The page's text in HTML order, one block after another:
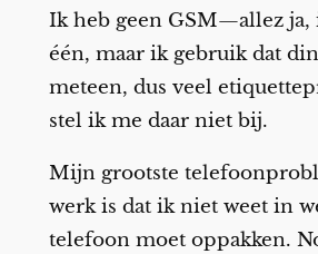
Ik heb geen GSM—allez ja,
één, maar ik gebruik dat
meteen, dus veel
stel ik me daar niet bij.
Mijn grootste
werk is dat ik niet weet in
telefoon moet oppakken.